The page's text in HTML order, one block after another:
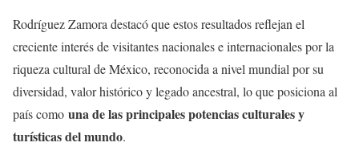
Rodríguez Zamora destacó que estos resultados reflejan el
creciente interés de visitantes nacionales e internacionales por la
riqueza cultural de México, reconocida a nivel mundial por su
diversidad, valor histórico y legado ancestral, lo que posiciona al
país como una de las principales potencias culturales y
turísticas del mundo.